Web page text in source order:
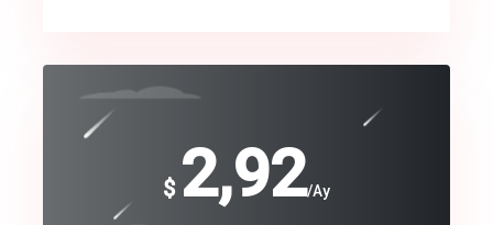
crm auto cync
track energy costs
$ 2,92/Ay
$
240